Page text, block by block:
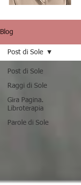
Blog
Post di Sole
Raggi di Sole
Gira Pagina.
Libroterapia
Parole di Sole
Post di Sole